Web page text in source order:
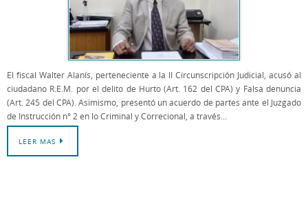
El fiscal Walter Alanís, perteneciente a la II Circunscripción Judicial, acusó al
ciudadano R.E.M. por el delito de Hurto (Art. 162 del CPA) y Falsa denuncia
(Art. 245 del CPA). Asimismo, presentó un acuerdo de partes ante el Juzgado
de Instrucción n° 2 en lo Criminal y Correcional, a través…
LEER MAS